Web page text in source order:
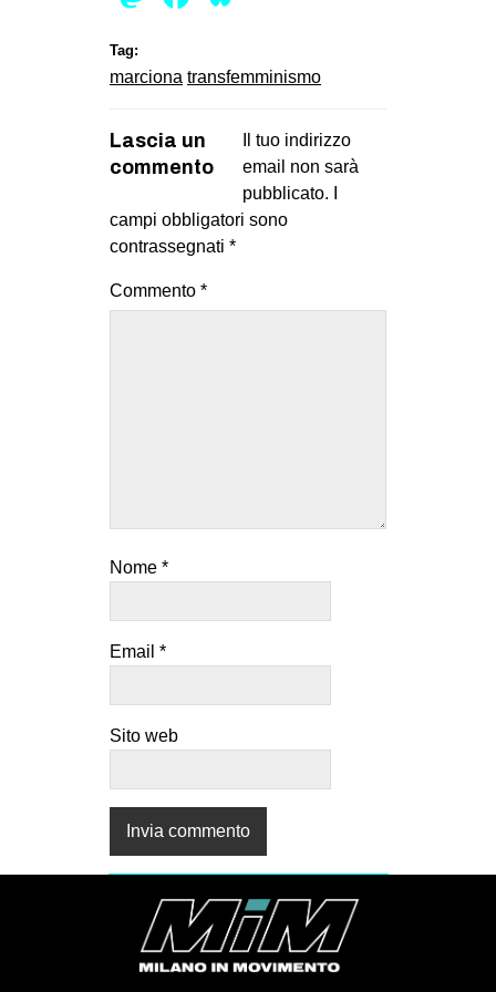
in
tw
bsky
Tag:
marciona transfemminismo
Lascia un
commento
Il tuo indirizzo
email non sarà
pubblicato.
campi obbligatori sono
contrassegnati *
Commento *
Nome *
Email *
Sito web